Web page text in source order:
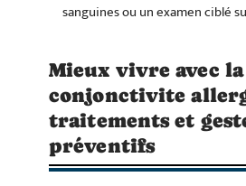
sanguines ou un examen ciblé
Mieux vivre avec la
conjonctivite
traitements et
préventifs